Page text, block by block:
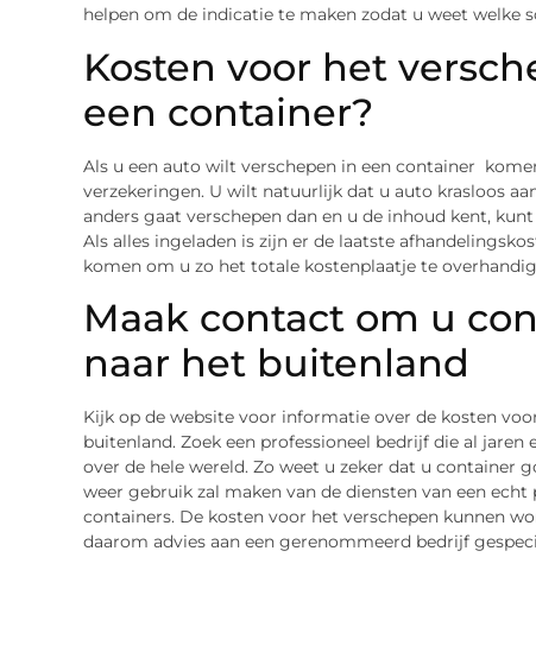
helpen om de indicatie te maken zodat u weet welke
Kosten voor het
een container?
Als u een auto wilt verschepen in een container
verzekeringen. U wilt natuurlijk dat u auto krasloos
anders gaat verschepen dan en u de inhoud kent,
Als alles ingeladen is zijn er de laatste
komen om u zo het totale kostenplaatje te
Maak contact om u
naar het buitenland
Kijk op de website voor informatie over de kosten
buitenland. Zoek een professioneel bedrijf die al
over de hele wereld. Zo weet u zeker dat u container
weer gebruik zal maken van de diensten van een
containers. De kosten voor het verschepen kunnen
daarom advies aan een gerenommeerd bedrijf